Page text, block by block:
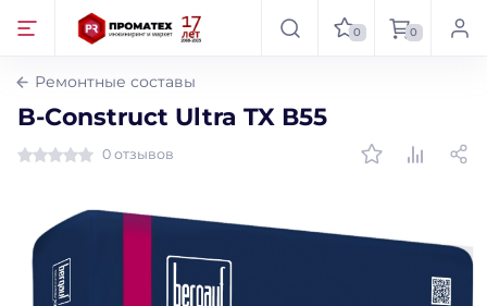
0 0
Ремонтные составы
B-Construct Ultra TX В55
0 отзывов